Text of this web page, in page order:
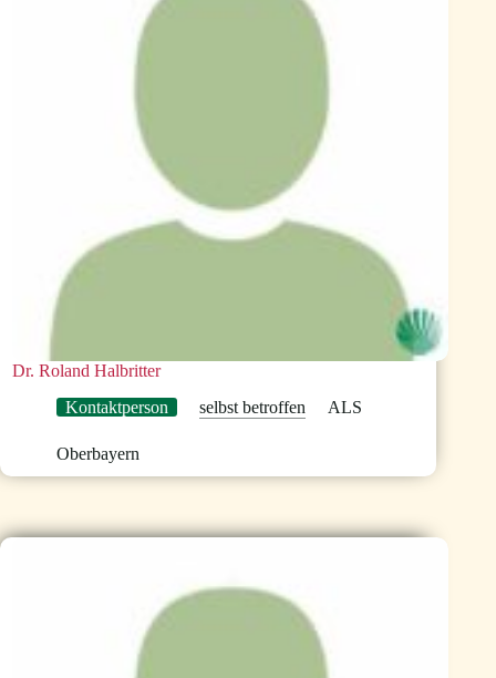
Dr. Roland Halbritter
Kontaktperson
selbst betroffen ALS
Oberbayern